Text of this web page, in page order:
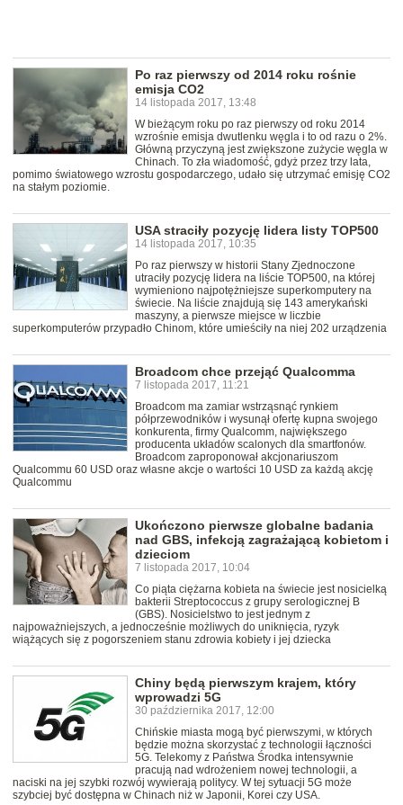
Po raz pierwszy od 2014 roku rośnie
emisja CO2
14 listopada 2017, 13:48
W bieżącym roku po raz pierwszy od roku 2014
wzrośnie emisja dwutlenku węgla i to od razu o 2%.
Główną przyczyną jest zwiększone zużycie węgla w
Chinach. To zła wiadomość, gdyż przez trzy lata,
pomimo światowego wzrostu gospodarczego, udało się utrzymać emisję CO2
na stałym poziomie.
USA straciły pozycję lidera listy TOP500
14 listopada 2017, 10:35
Po raz pierwszy w historii Stany Zjednoczone
utraciły pozycję lidera na liście TOP500, na której
wymieniono najpotężniejsze superkomputery na
świecie. Na liście znajdują się 143 amerykański
maszyny, a pierwsze miejsce w liczbie
superkomputerów przypadło Chinom, które umieściły na niej 202 urządzenia
Broadcom chce przejąć Qualcomma
7 listopada 2017, 11:21
Broadcom ma zamiar wstrząsnąć rynkiem
półprzewodników i wysunął ofertę kupna swojego
konkurenta, firmy Qualcomm, największego
producenta układów scalonych dla smartfonów.
Broadcom zaproponował akcjonariuszom
Qualcommu 60 USD oraz własne akcje o wartości 10 USD za każdą akcję
Qualcommu
Ukończono pierwsze globalne badania
nad GBS, infekcją zagrażającą kobietom i
dzieciom
7 listopada 2017, 10:04
Co piąta ciężarna kobieta na świecie jest nosicielką
bakterii Streptococcus z grupy serologicznej B
(GBS). Nosicielstwo to jest jednym z
najpoważniejszych, a jednocześnie możliwych do uniknięcia, ryzyk
wiążących się z pogorszeniem stanu zdrowia kobiety i jej dziecka
Chiny będą pierwszym krajem, który
wprowadzi 5G
30 października 2017, 12:00
Chińskie miasta mogą być pierwszymi, w których
będzie można skorzystać z technologii łączności
5G. Telekomy z Państwa Środka intensywnie
pracują nad wdrożeniem nowej technologii, a
naciski na jej szybki rozwój wywierają politycy. W tej sytuacji 5G może
szybciej być dostępna w Chinach niż w Japonii, Korei czy USA.